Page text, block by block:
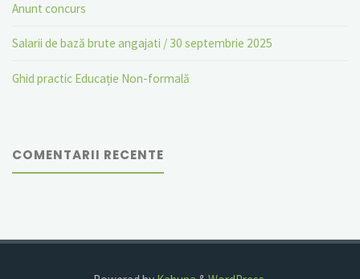
Anunt concurs
Salarii de bază brute angajati / 30 septembrie 2025
Ghid practic Educație Non-formală
COMENTARII RECENTE